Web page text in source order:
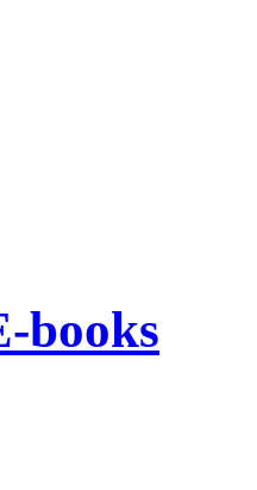
books